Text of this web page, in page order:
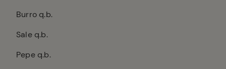
Burro q.b.
Sale q.b.
Pepe q.b.